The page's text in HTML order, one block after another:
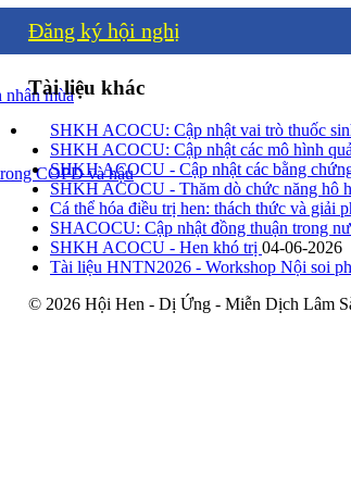
nhân mùa
COPD và hậu
Đăng ký hội nghị
Tài liệu khác
SHKH ACOCU: Cập nhật vai trò thuốc
SHKH ACOCU: Cập nhật các mô hình
SHKH ACOCU - Cập nhật các bằng
SHKH ACOCU - Thăm dò chức năng hô
Cá thể hóa điều trị hen: thách thức và giải
SHACOCU: Cập nhật đồng thuận trong
SHKH ACOCU - Hen khó trị 04-06-2026
Tài liệu HNTN2026 - Workshop Nội soi
© 2026 Hội Hen - Dị Ứng - Miễn Dịch Lâm